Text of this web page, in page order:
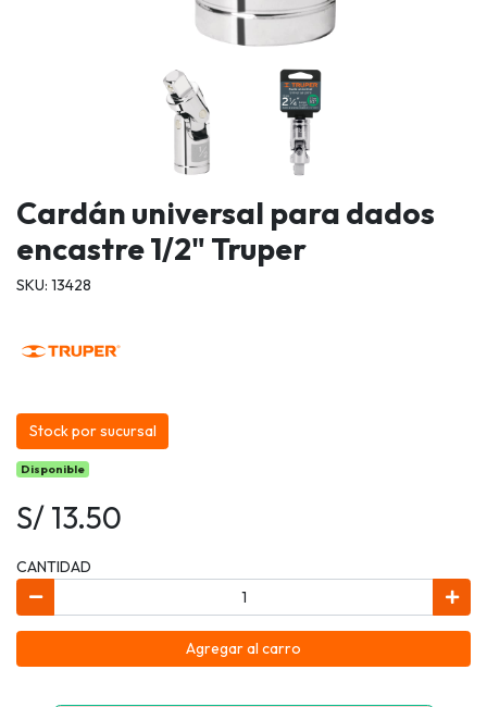
Cardán universal para dados
encastre 1/2" Truper
SKU: 13428
Stock por sucursal
Disponible
S/ 13.50
CANTIDAD
Agregar al carro